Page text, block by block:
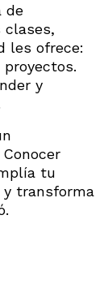
de
clases,
les ofrece:
y
tu
y transforma